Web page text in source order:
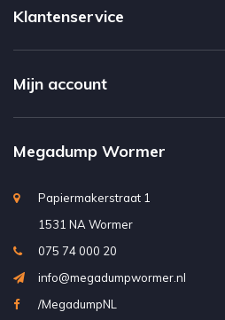
Klantenservice
Mijn account
Megadump Wormer
Papiermakerstraat 1
1531 NA Wormer
075 74 000 20
info@megadumpwormer.nl
/MegadumpNL